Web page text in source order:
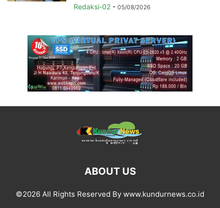
Redaksi-02 - 05/08/2026
ABOUT US
©2026 All Rights Reserved By www.kundurnews.co.id